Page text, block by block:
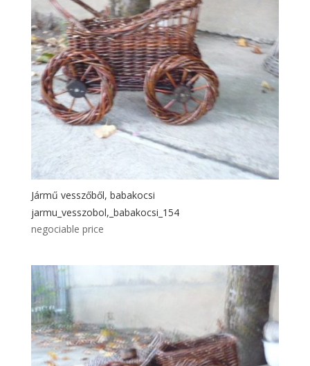
Jármű vesszőből, babakocsi
jarmu_vesszobol,_babakocsi_154
negociable price